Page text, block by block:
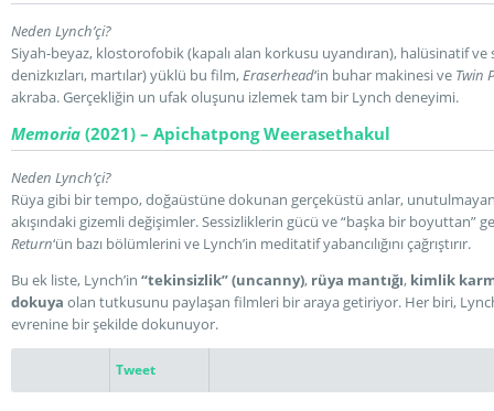
Neden Lynch’çi?
Siyah-beyaz, klostorofobik (kapalı alan korkusu uyandıran), halüsinatif
denizkızları, martılar) yüklü bu film,Eraserhead‘in buhar makinesi ve Twin
akraba. Gerçekliğin un ufak oluşunu izlemek tam bir Lynch deneyimi.
Memoria (2021) – Apichatpong Weerasethakul
Neden Lynch’çi?
Rüya gibi bir tempo, doğaüstüne dokunan gerçeküstü anlar,
akışındaki gizemli değişimler. Sessizliklerin gücü ve “başka bir boyuttan”
Return‘ün bazı bölümlerini ve Lynch’in meditatif yabancılığını çağrıştırır.
Bu ek liste, Lynch’in “tekinsizlik” (uncanny), rüya mantığı, kimlik
dokuya olan tutkusunu paylaşan filmleri bir araya getiriyor. Her biri,
evrenine bir şekilde dokunuyor.
Tweet